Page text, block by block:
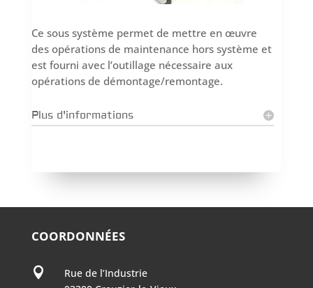
Ce sous système permet de mettre en œuvre
des opérations de maintenance hors système et
est fourni avec l’outillage nécessaire aux
opérations de démontage/remontage.
Plus d'informations
COORDONNÉES

Rue de l’Industrie